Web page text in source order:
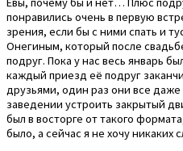
понравились очень в первую
зрения, если бы с ними спать и
Онегиным, который после
подруг. Пока у нас весь январь
каждый приезд её подруг
друзьями, один раз они все
заведении устроить закрытый
был в восторге от такого
было, а сейчас я не хочу никаких